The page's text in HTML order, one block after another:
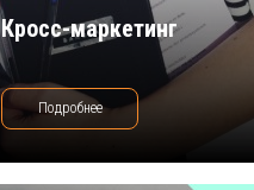
Кросс-маркетинг
Подробнее